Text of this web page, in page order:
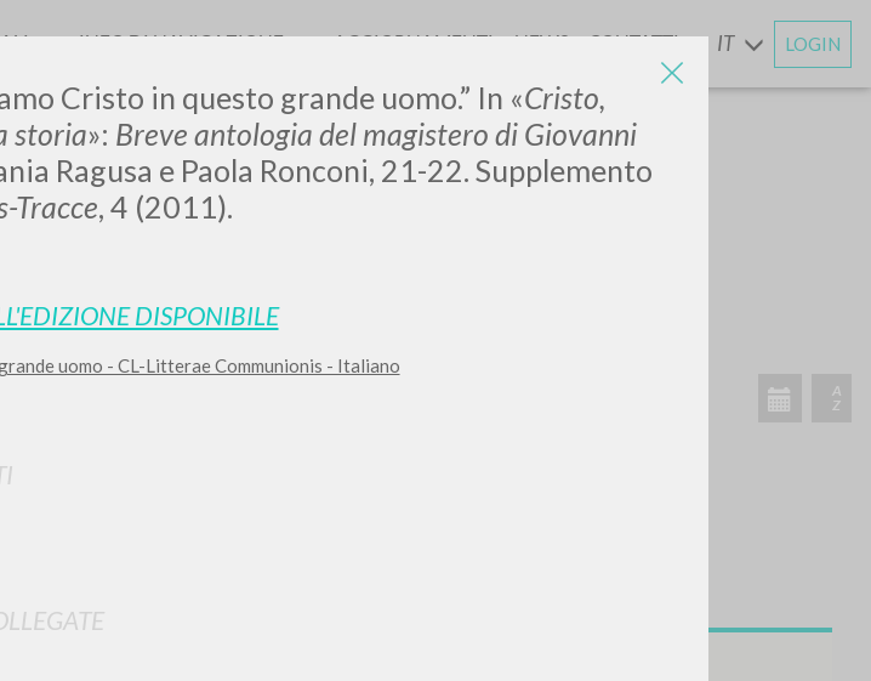
Cristo in questo grande uomo.” In «Cristo,
storia»: Breve antologia del magistero di Giovanni
Ragusa e Paola Ronconi, 21-22. Supplemento
Tracce, 4 (2011).
DISPONIBILE
uomo - CL-Litterae Communionis - Italiano
INFO DI NAVIGAZIONE AGGIORNAMENTIENEWS CONTATTI IT LOGIN